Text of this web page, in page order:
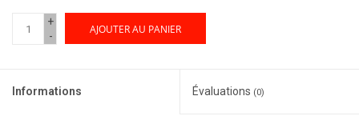
+
-
AJOUTER AU PANIER
Informations Évaluations (0)